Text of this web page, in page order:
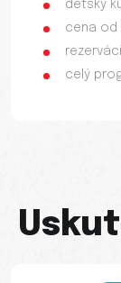
detský
cena od
celý